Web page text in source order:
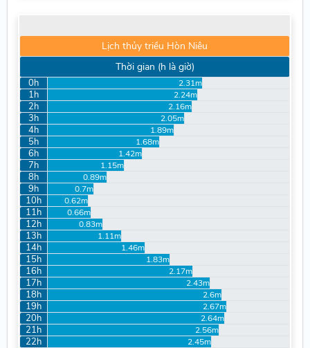
Lịch thủy triều Hòn Niêu
Thời gian (h là giờ)
0h 2.31m
1h 2.24m
2h 2.16m
3h 2.05m
4h 1.89m
5h 1.68m
6h 1.42m
7h 1.15m
8h 0.89m
9h 0.7m
10h 0.62m
11h 0.66m
12h 0.83m
13h 1.11m
14h 1.46m
15h 1.83m
16h 2.17m
17h 2.43m
18h 2.6m
19h 2.67m
20h 2.64m
21h 2.56m
22h 2.45m